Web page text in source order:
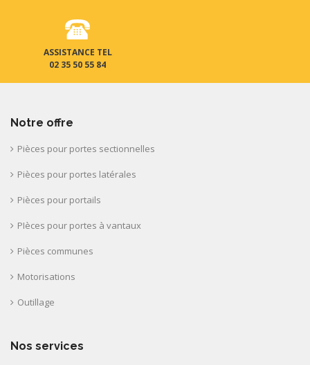
ASSISTANCE TEL
02 35 50 55 84
Notre offre
Pièces pour portes sectionnelles
Pièces pour portes latérales
Pièces pour portails
PIèces pour portes à vantaux
Pièces communes
Motorisations
Outillage
Nos services